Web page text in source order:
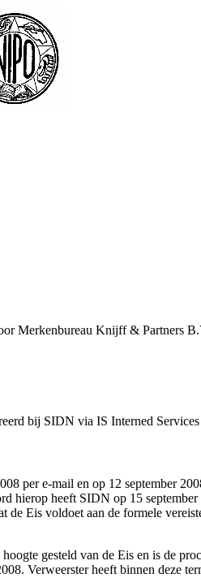
Merkenbureau Knijff & Partners
bij SIDN via IS Interned
per e-mail en op 12 september
heeft SIDN op 15 september
Eis voldoet aan de formele
gesteld van de Eis en is de
Verweerster heeft binnen deze